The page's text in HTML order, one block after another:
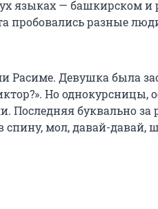
языках — башкирском и
пробовались разные
Расиме. Девушка была
Но однокурсницы,
Последняя буквально за
спину, мол, давай-давай,